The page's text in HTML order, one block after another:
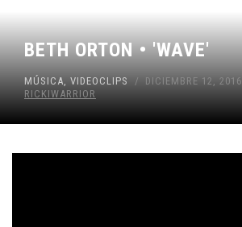
BETH ORTON • 'WAVE'
MÚSICA VIDEOCLIPS DICIEMBRE 12, 2016
RICKIWARRIOR